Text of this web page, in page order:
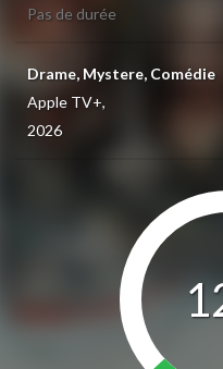
Pas de durée
Drame, Mystere, Comédie
Apple TV+,
2026